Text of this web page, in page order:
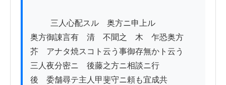
奥方御諌言有　清　不聞之　木　乍恐奥方
芥　アナタ焼スコト云う事御存無かト云う
三人夜分密ニ　後藤之方ニ相談ニ行
後　委舗尋テ主人甲斐守ニ頼も宜成共